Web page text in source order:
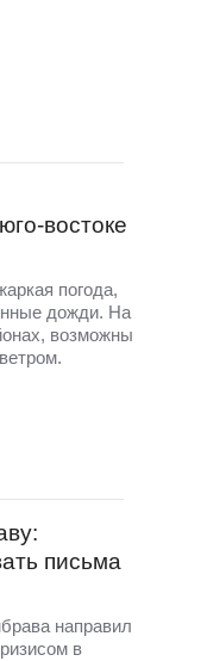
востоке
погода,
дожди. На
возможны
письма
направил
в